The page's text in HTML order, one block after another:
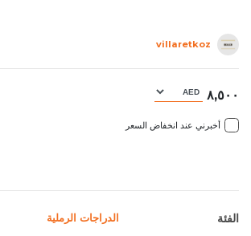
villaretkoz
٨,٥٠٠
أخبرني عند انخفاض السعر
الفئة الدراجات الرملية